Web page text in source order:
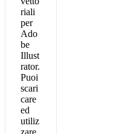
riali
per
Ado
be
Illust
rator.
Puoi
scari
care
ed
utiliz
zare